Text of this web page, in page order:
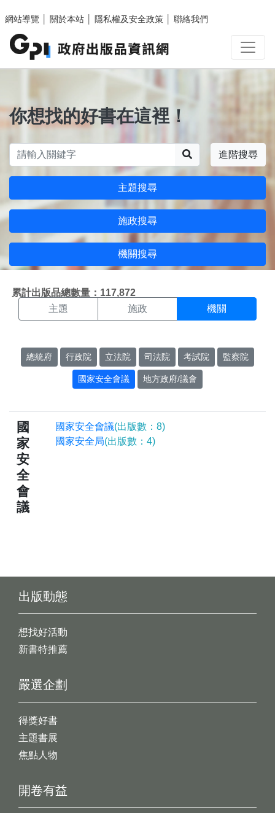
網站導覽
關於本站 隱私權及安全政策 聯絡我們
你想找的好書在這裡！
進階搜尋
主題搜尋
施政搜尋
機關搜尋
累計出版品總數量：117,872
機關搜尋結果頁面
主題 施政 機關
總統府 行政院 立法院 司法院 考試院 監察院
國家安全會議 地方政府/議會
國
家
安
全
會
議
國家安全會議(出版數：8)
國家安全局(出版數：4)
出版動態
想找好活動
新書特推薦
開卷有益
嚴選企劃
得獎好書
主題書展
焦點人物